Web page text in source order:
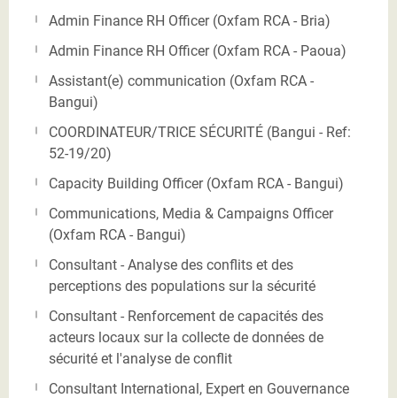
Admin Finance RH Officer (Oxfam RCA - Bria)
Admin Finance RH Officer (Oxfam RCA - Paoua)
Assistant(e) communication (Oxfam RCA -
Bangui)
COORDINATEUR/TRICE SÉCURITÉ (Bangui - Ref:
52-19/20)
Capacity Building Officer (Oxfam RCA - Bangui)
Communications, Media & Campaigns Officer
(Oxfam RCA - Bangui)
Consultant - Analyse des conflits et des
perceptions des populations sur la sécurité
Consultant - Renforcement de capacités des
acteurs locaux sur la collecte de données de
sécurité et l'analyse de conflit
Consultant International, Expert en Gouvernance